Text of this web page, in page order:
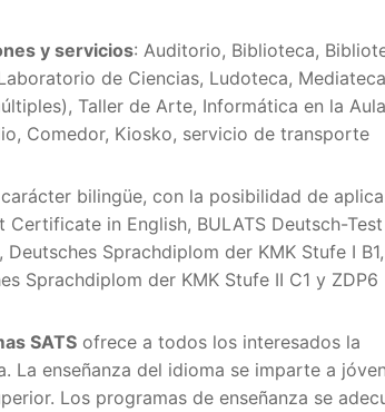
y servicios: Auditorio, Biblioteca,
de Ciencias, Ludoteca,
Taller de Arte, Informática en la
Comedor, Kiosko, servicio de transporte
bilingüe, con la posibilidad de
in English, BULATS Deutsch-
Sprachdiplom der KMK Stufe I B1,
Sprachdiplom der KMK Stufe II C1 y ZDP6
SATS ofrece a todos los interesados la
La enseñanza del idioma se imparte a
Los programas de enseñanza se